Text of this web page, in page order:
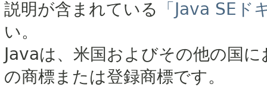
説明が含まれている
「Java SE
い。
Javaは、米国およびその他の国
の商標または登録商標です。